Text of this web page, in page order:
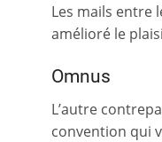
Les mails entre
amélioré le
Omnus
L’autre
convention qui